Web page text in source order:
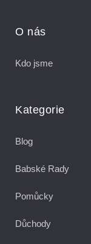
O nás
Kdo jsme
Kategorie
Blog
Babské Rady
Pomůcky
Důchody